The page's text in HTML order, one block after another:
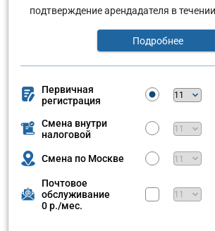
подтверждение арендадателя в
Подробнее
Первичная
регистрация
Смена внутри
налоговой
Смена по Москве
Почтовое
обслуживание
0 р./мес.